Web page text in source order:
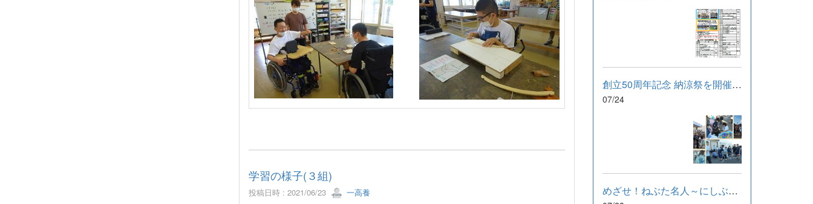
学習の様子(３組)
投稿日時 : 2021/06/23 一高養
創立50周年記念 納涼祭を開催しました！
07/24
めざせ！ねぶた名人～にしぶんねぶたまつり～